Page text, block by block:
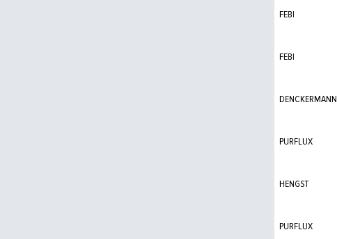
FEBI
FEBI
DENCKERMANN
PURFLUX
HENGST
PURFLUX